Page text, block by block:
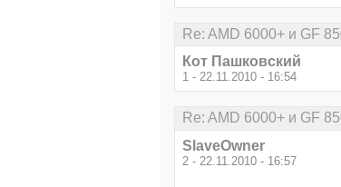
Re: AMD 6000+ и GF
Кот Пашковский
1 - 22.11.2010 - 16:54
Re: AMD 6000+ и GF
SlaveOwner
2 - 22.11.2010 - 16:57